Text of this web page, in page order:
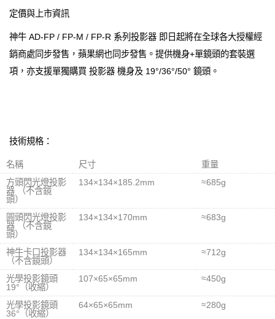
定價與上市資訊
神牛 AD-FP / FP-M / FP-R 系列投影器 即日起將在全球各大授權經
銷商處同步發售，蘋果網也同步發售。提供機身+單鏡頭的套裝選
項，亦支援單獨購買 投影器 機身及 19°/36°/50° 鏡頭。
技術規格：
名稱 尺寸
重量
方頭閃光燈投影
器 （不含鏡
頭）
134×134×185.2mm ≈685g
圓頭閃光燈投影
器 （不含鏡
頭）
134×134×170mm ≈683g
神牛卡口投影器
（不含鏡頭）
134×134×165mm ≈712g
光學投影鏡頭
19°（收縮）
107×65×65mm ≈450g
光學投影鏡頭
36°（收縮）
64×65×65mm ≈280g